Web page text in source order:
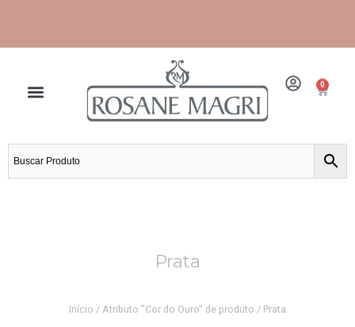
0
Cart
Prata
Início / Atributo "Cor do Ouro" de produto / Prata